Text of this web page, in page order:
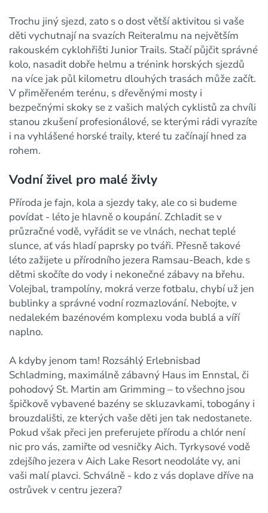
Trochu jiný sjezd, zato s o dost větší aktivitou si vaše
děti vychutnají na svazích Reiteralmu na největším
rakouském cyklohřišti Junior Trails. Stačí půjčit správné
kolo, nasadit dobře helmu a trénink horských sjezdů
na více jak půl kilometru dlouhých trasách může začít.
V přiměřeném terénu, s dřevěnými mosty i
bezpečnými skoky se z vašich malých cyklistů za chvíli
stanou zkušení profesionálové, se kterými rádi vyrazíte
i na vyhlášené horské traily, které tu začínají hned za
rohem.
Vodní živel pro malé živly
Příroda je fajn, kola a sjezdy taky, ale co si budeme
povídat - léto je hlavně o koupání. Zchladit se v
průzračné vodě, vyřádit se ve vlnách, nechat teplé
slunce, ať vás hladí paprsky po tváři. Přesně takové
léto zažijete u přírodního jezera Ramsau-Beach, kde s
dětmi skočíte do vody i nekonečné zábavy na břehu.
Volejbal, trampolíny, mokrá verze fotbalu, chybí už jen
bublinky a správné vodní rozmazlování. Nebojte, v
nedalekém bazénovém komplexu voda bublá a víří
naplno.
A kdyby jenom tam! Rozsáhlý Erlebnisbad
Schladming, maximálně zábavný Haus im Ennstal, či
pohodový St. Martin am Grimming – to všechno jsou
špičkově vybavené bazény se skluzavkami, tobogány i
brouzdališti, ze kterých vaše děti jen tak nedostanete.
Pokud však přeci jen preferujete přírodu a chlór není
nic pro vás, zamiřte od vesničky Aich. Tyrkysové vodě
zdejšího jezera v Aich Lake Resort neodoláte vy, ani
vaši malí plavci. Schválně - kdo z vás doplave dříve na
ostrůvek v centru jezera?